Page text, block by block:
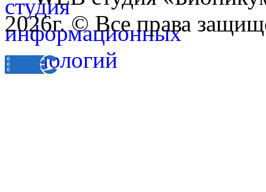
2026г. © Все права